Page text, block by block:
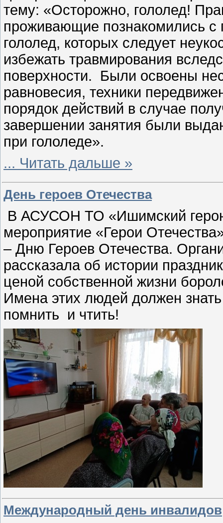
тему: «Осторожно, гололед!
проживающие познакомились
гололед, которых следует
избежать травмирования
поверхности. Были освоены
равновесия, техники
порядок действий в случае
завершении занятия были
при гололеде».
... Читать дальше »
День героев Отечества
В АСУСОН ТО «Ишимский
мероприятие «Герои
– Дню Героев Отечества.
рассказала об истории
ценой собственной жизни
Имена этих людей должен
помнить и чтить!
Международный день инвалидов